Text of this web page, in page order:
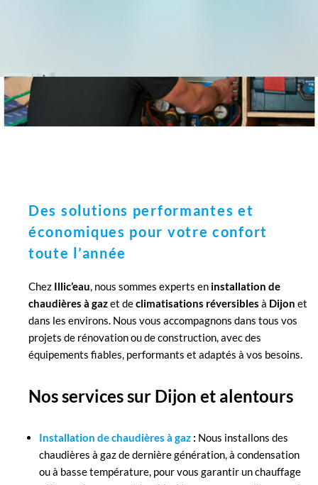
Des solutions performantes et
économiques pour votre confort
toute l’année
Chez Illic’eau, nous sommes experts en installation de
chaudières à gazet declimatisations réversibles à Dijon et
dans les environs. Nous vous accompagnons dans tous vos
projets de rénovation ou de construction, avec des
équipements fiables, performants et adaptés à vos besoins.
Nos services sur Dijon et alentours
Installation de chaudières à gaz : Nous installons des
chaudières à gaz de dernière génération, à condensation
ou à basse température, pour vous garantir un chauffage